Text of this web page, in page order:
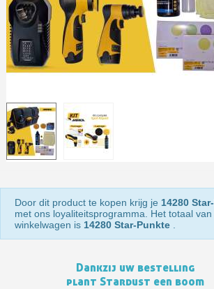
10€ shopping voucher voor
Schrijf je in voor de nieuwsbrief:
Levering binnen 48-72 uur in
Deel je creaties en ontvang
Verzamel loyaliteitspunten bij
5€ korting op de eerste
10€ shopping voucher voor elke
Schrijf je in voor de nieuwsbrief:
Door dit product te kopen krijg je 14280
met ons loyaliteitsprogramma. Het totaal van
winkelwagen is 14280 Star-Punkte
Dankzij uw bestelling
plant Stardust een boom